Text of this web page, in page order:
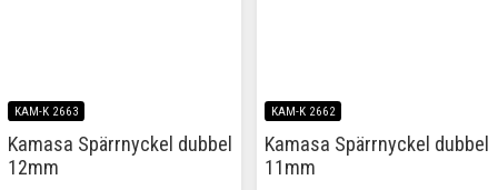
KAM-K 2663
Kamasa Spärrnyckel dubbel
12mm
KAM-K 2662
Kamasa Spärrnyckel dubbel
11mm